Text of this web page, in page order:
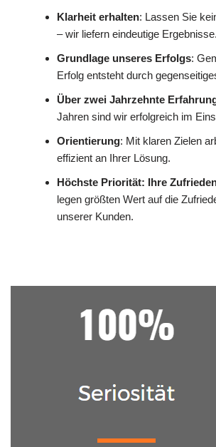
Klarheit erhalten: Lassen Sie
– wir liefern eindeutige Ergebnisse.
Grundlage unseres Erfolgs:
Erfolg entsteht durch
Über zwei Jahrzehnte
Jahren sind wir erfolgreich im
Orientierung: Mit klaren Zielen
effizient an Ihrer Lösung.
Höchste Priorität: Ihre
legen größten Wert auf die
unserer Kunden.